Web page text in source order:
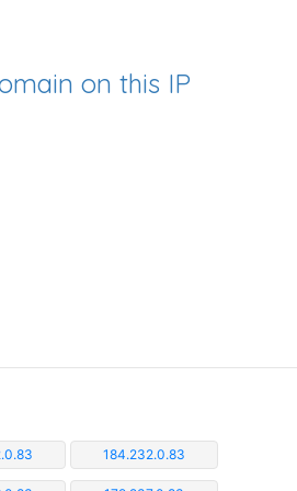
on this IP
184.232.0.83